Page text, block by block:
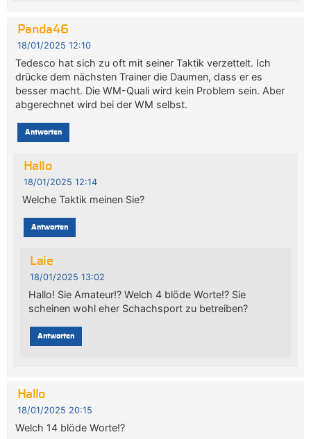
Panda46
18/01/2025 12:10
Tedesco hat sich zu oft mit seiner Taktik verzettelt. Ich
drücke dem nächsten Trainer die Daumen, dass er es
besser macht. Die WM-Quali wird kein Problem sein. Aber
abgerechnet wird bei der WM selbst.
Antworten
Hallo
18/01/2025 12:14
Welche Taktik meinen Sie?
Antworten
Laie
18/01/2025 13:02
Hallo! Sie Amateur!? Welch 4 blöde Worte!? Sie
scheinen wohl eher Schachsport zu betreiben?
Antworten
Hallo
18/01/2025 20:15
Welch 14 blöde Worte!?